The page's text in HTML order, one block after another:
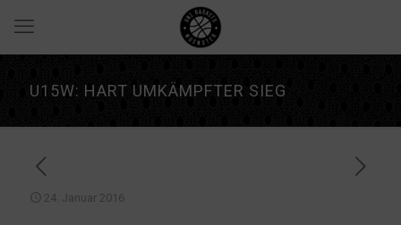
U15W: HART UMKÄMPFTER SIEG
24. Januar 2016